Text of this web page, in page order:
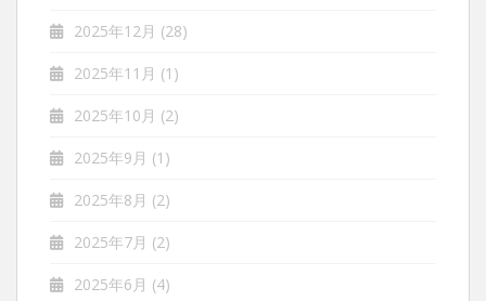
2025年12月 (28)
2025年11月 (1)
2025年10月 (2)
2025年9月 (1)
2025年8月 (2)
2025年7月 (2)
2025年6月 (4)